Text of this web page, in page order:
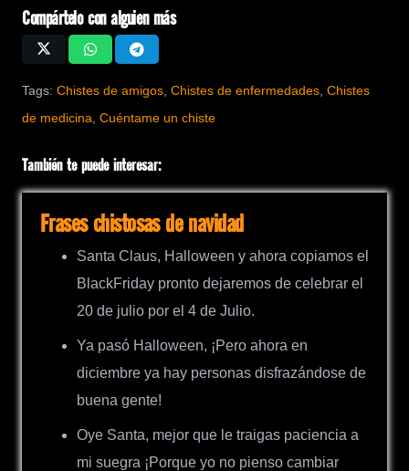
Compártelo con alguien más
Tags: Chistes de amigos Chistes de enfermedades Chistes
de medicina Cuéntame un chiste
También te puede interesar:
Frases chistosas de navidad
Santa Claus, Halloween y ahora copiamos el
BlackFriday pronto dejaremos de celebrar el
20 de julio por el 4 de Julio.
Ya pasó Halloween, ¡Pero ahora en
diciembre ya hay personas disfrazándose de
buena gente!
Oye Santa, mejor que le traigas paciencia a
mi suegra ¡Porque yo no pienso cambiar